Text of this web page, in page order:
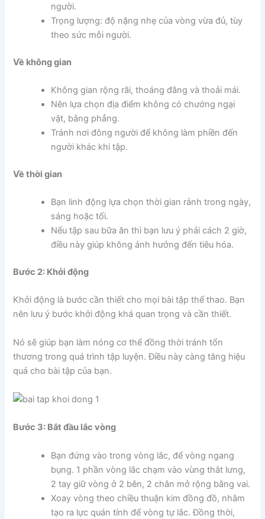
người.
Trọng lượng: độ nặng nhẹ của vòng vừa đủ, tùy
theo sức mỗi người.
Về không gian
Không gian rộng rãi, thoáng đãng và thoải mái.
Nên lựa chọn địa điểm không có chướng ngại
vật, bằng phẳng.
Tránh nơi đông người để không làm phiền đến
người khác khi tập.
Về thời gian
Bạn linh động lựa chọn thời gian rảnh trong ngày,
sáng hoặc tối.
Nếu tập sau bữa ăn thì bạn lưu ý phải cách 2 giờ,
điều này giúp không ảnh hưởng đến tiêu hóa.
Bước 2: Khởi động
Khởi động là bước cần thiết cho mọi bài tập thể thao. Bạn
nên lưu ý bước khởi động khá quan trọng và cần thiết.
Nó sẽ giúp bạn làm nóng cơ thể đồng thời tránh tổn
thương trong quá trình tập luyện. Điều này càng tăng hiệu
quả cho bài tập của bạn.
Bước 3: Bắt đầu lắc vòng
Bạn đứng vào trong vòng lắc, để vòng ngang
bụng. 1 phần vòng lắc chạm vào vùng thắt lưng,
2 tay giữ vòng ở 2 bên, 2 chân mở rộng bằng vai.
Xoay vòng theo chiều thuận kim đồng đồ, nhằm
tạo ra lực quán tính để vòng tự lắc. Đồng thời,